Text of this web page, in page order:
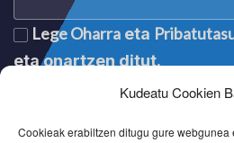
Kudeatu Cookien
Cookieak erabiltzen ditugu gure webgunea
Lege Oharra eta
eta onartzen ditut.